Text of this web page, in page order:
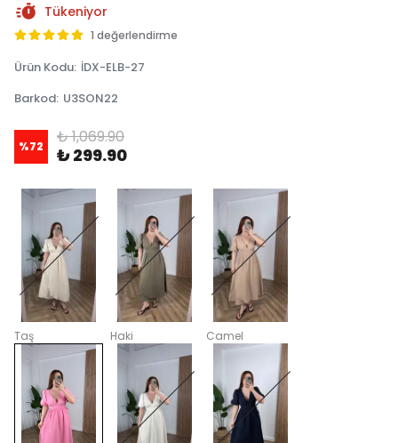
Tükeniyor
1 değerlendirme
Ürün Kodu: İDX-ELB-27
Barkod: U3SON22
%72 ₺ 1,069.90
₺ 299.90
Taş Haki Camel